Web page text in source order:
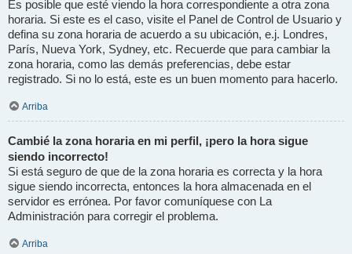
Es posible que esté viendo la hora correspondiente a otra zona
horaria. Si este es el caso, visite el Panel de Control de Usuario y
defina su zona horaria de acuerdo a su ubicación, e.j. Londres,
París, Nueva York, Sydney, etc. Recuerde que para cambiar la
zona horaria, como las demás preferencias, debe estar
registrado. Si no lo está, este es un buen momento para hacerlo.
Arriba
Cambié la zona horaria en mi perfil, ¡pero la hora sigue
siendo incorrecto!
Si está seguro de que de la zona horaria es correcta y la hora
sigue siendo incorrecta, entonces la hora almacenada en el
servidor es errónea. Por favor comuníquese con La
Administración para corregir el problema.
Arriba